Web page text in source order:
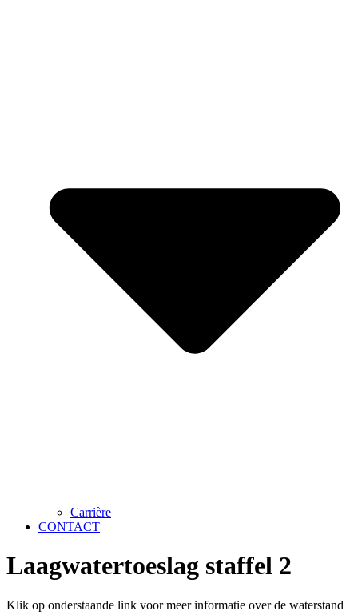
Carrière
CONTACT
Laagwatertoeslag staffel 2
Klik op onderstaande link voor meer informatie over de waterstand